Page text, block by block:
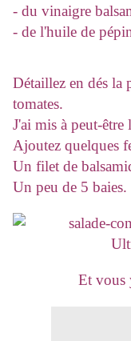
- du vinaigre
- de l'huile de
Détaillez en dés la
tomates.
J'ai mis à peut-être
Ajoutez quelques
Un filet de
Un peu de 5 baies.
Et vous